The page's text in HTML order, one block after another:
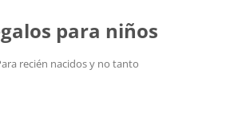
para niños
recién nacidos y no tanto